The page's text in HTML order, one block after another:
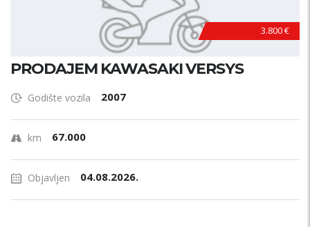
3.800 €
PRODAJEM KAWASAKI VERSYS
Godište vozila 2007
km 67.000
Objavljen 04.08.2026.